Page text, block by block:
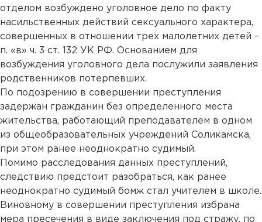
отделом возбуждено уголовное дело по факту
насильственных действий сексуального характера,
совершенных в отношении трех малолетних детей –
п. «в» ч. 3 ст. 132 УК РФ. Основанием для
возбуждения уголовного дела послужили заявления
родственников потерпевших.
По подозрению в совершении преступления
задержан гражданин без определенного места
жительства, работающий преподавателем в одном
из общеобразовательных учреждений Соликамска,
при этом ранее неоднократно судимый.
Помимо расследования данных преступлений,
следствию предстоит разобраться, как ранее
неоднократно судимый бомж стал учителем в школе.
Виновному в совершении преступления избрана
мера пресечения в виде заключения под стражу, по